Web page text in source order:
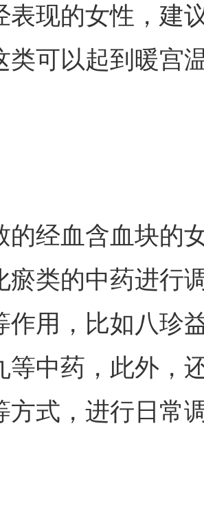
表现的女性，建
类可以起到暖宫
的经血含血块的
瘀类的中药进行
作用，比如八珍
等中药，此外，
方式，进行日常